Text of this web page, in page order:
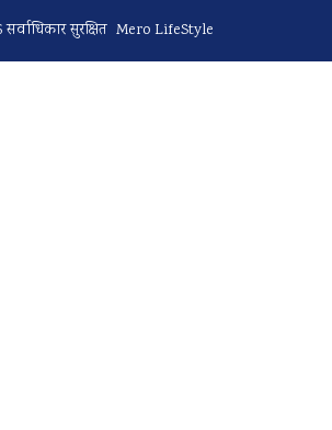
सर्वाधिकार सुरक्षित Mero LifeStyle